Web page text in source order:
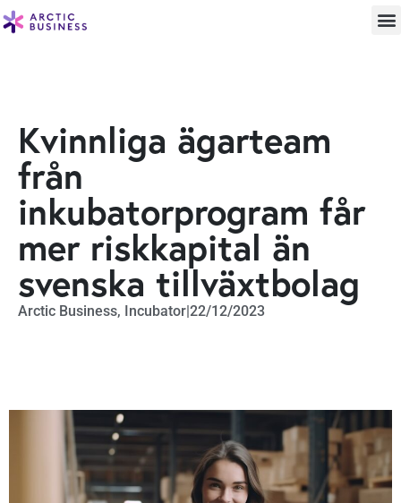
Kvinnliga ägarteam
från
inkubatorprogram får
mer riskkapital än
svenska tillväxtbolag
Arctic Business, Incubator|22/12/2023